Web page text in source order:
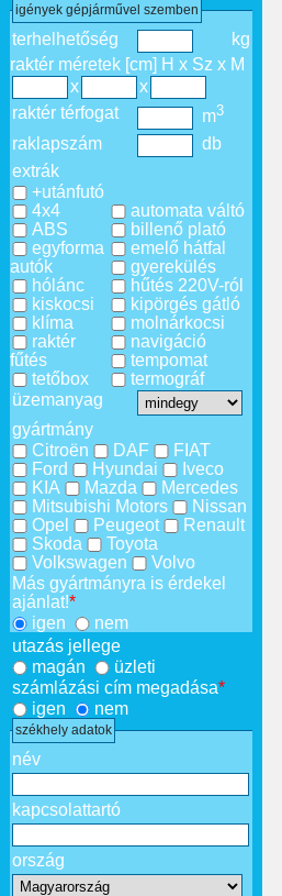
igények gépjárművel szemben
terhelhetőség
kg
raktér méretek [cm] H x Sz x M
x
x
raktér térfogat
m3
raklapszám
db
extrák
+utánfutó
4x4
ABS
egyforma
autók
hólánc
kiskocsi
klíma
raktér
fűtés
tetőbox
automata váltó
billenő plató
emelő hátfal
gyerekülés
hűtés 220V-ról
kipörgés gátló
molnárkocsi
navigáció
tempomat
termográf
üzemanyag
gyártmány
Citroën
DAF
FIAT
Ford
Hyundai
Iveco
KIA
Mazda
Mercedes
Mitsubishi Motors
Nissan
Opel
Peugeot
Renault
Skoda
Toyota
Volkswagen
Volvo
Más gyártmányra is érdekel
ajánlat!*
igen
nem
utazás jellege
magán
üzleti
számlázási cím megadása*
igen
nem
székhely adatok
név
kapcsolattartó
ország